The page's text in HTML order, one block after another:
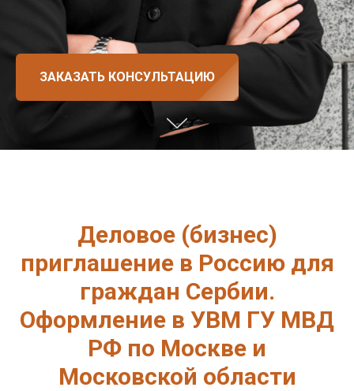
ЗАКАЗАТЬ КОНСУЛЬТАЦИЮ
Деловое (бизнес)
приглашение в Россию для
граждан Сербии.
Оформление в УВМ ГУ МВД
РФ по Москве и
Московской области